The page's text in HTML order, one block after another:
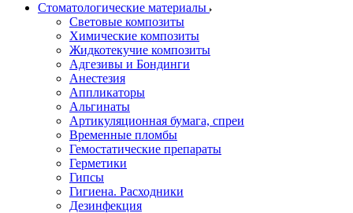
Стоматологические материалы
Световые композиты
Химические композиты
Жидкотекучие композиты
Адгезивы и Бондинги
Анестезия
Аппликаторы
Альгинаты
Артикуляционная бумага, спреи
Временные пломбы
Гемостатические препараты
Герметики
Гипсы
Гигиена. Расходники
Дезинфекция